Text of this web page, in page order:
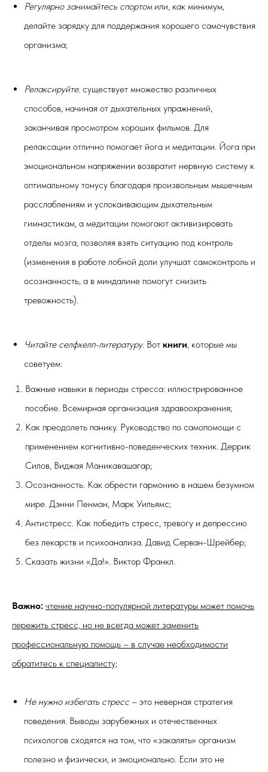
Регулярно занимайтесь спортом или, как минимум,
делайте зарядку для поддержания хорошего самочувствия
организма;
Релаксируйте: существует множество различных
способов, начиная от дыхательных упражнений,
заканчивая просмотром хороших фильмов. Для
релаксации отлично помогает йога и медитации. Йога при
эмоциональном напряжении возвратит нервную систему к
оптимальному тонусу благодаря произвольным мышечным
расслаблениям и успокаивающим дыхательным
гимнастикам, а медитации помогают активизировать
отделы мозга, позволяя взять ситуацию под контроль
(изменения в работе лобной доли улучшат самоконтроль и
осознанность, а в миндалине помогут снизить
тревожность).
Читайте селфхелп-литературу. Вот книги, которые мы
советуем:
Важные навыки в периоды стресса: иллюстрированное
пособие. Всемирная организация здравоохранения;
Как преодолеть панику. Руководство по самопомощи с
применением когнитивно-поведенческих техник. Деррик
Силов, Виджая Маникавашагар;
Осознанность. Как обрести гармонию в нашем безумном
мире. Дэнни Пенман, Марк Уильямс;
Антистресс. Как победить стресс, тревогу и депрессию
без лекарств и психоанализа. Давид Серван-Шрейбер;
Сказать жизни «Да!». Виктор Франкл.
Важно: чтение научно-популярной литературы может помочь
пережить стресс, но не всегда может заменить
профессиональную помощь – в случае необходимости
обратитесь к специалисту;
Не нужно избегать стресс– это неверная стратегия
поведения. Выводы зарубежных и отечественных
психологов сходятся на том, что «закалять» организм
полезно и физически, и эмоционально. Если это не